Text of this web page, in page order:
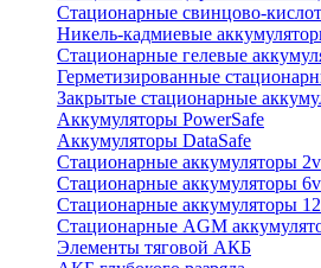
Стационарные свинцово-
Никель-кадмиевые
Стационарные гелевые
Герметизированные
Закрытые стационарные
Аккумуляторы PowerSafe
Аккумуляторы DataSafe
Стационарные аккумуляторы 2v
Стационарные аккумуляторы 6v
Стационарные аккумуляторы
Стационарные AGM
Элементы тяговой АКБ